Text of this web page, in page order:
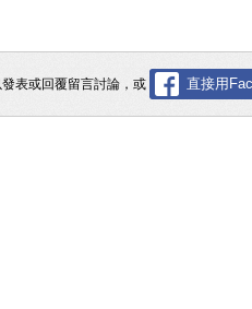
表或回覆留言討論，或 直接用